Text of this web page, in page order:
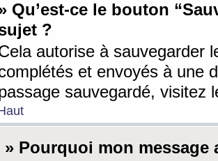
Qu’est-ce le bouton
?
autorise à sauvegarder
et envoyés à une
sauvegardé, visitez
» Pourquoi mon message